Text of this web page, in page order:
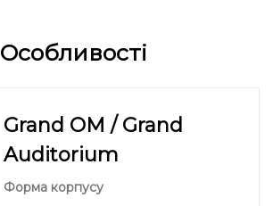
Особливості
Grand OM / Grand
Auditorium
Форма корпусу